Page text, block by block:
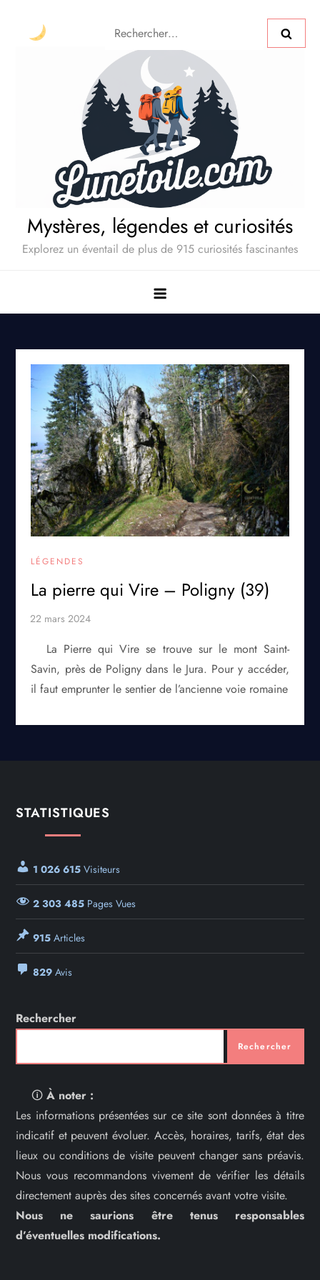
Mystères, légendes et curiosités
Explorez un éventail de plus de 915 curiosités fascinantes
LÉGENDES
La pierre qui Vire – Poligny (39)
La Pierre qui Vire se trouve sur le mont Saint-
Savin, près de Poligny dans le Jura. Pour y accéder,
il faut emprunter le sentier de l’ancienne voie romaine
STATISTIQUES
1 026 615 Visiteurs
2 303 485 Pages Vues
915 Articles
829 Avis
Rechercher
Rechercher
🛈À noter :
Les informations présentées sur ce site sont données à titre
indicatif et peuvent évoluer. Accès, horaires, tarifs, état des
lieux ou conditions de visite peuvent changer sans préavis.
Nous vous recommandons vivement de vérifier les détails
directement auprès des sites concernés avant votre visite.
Nous ne saurions être tenus responsables
d’éventuelles modifications.